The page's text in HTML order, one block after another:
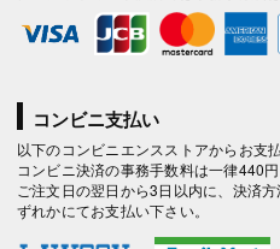
コンビニ支払い
以下のコンビニエンスストアからお支
コンビニ決済の事務手数料は一律440円
ご注文日の翌日から3日以内に、決済
ずれかにてお支払い下さい。